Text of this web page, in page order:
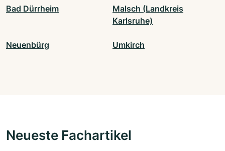
Bad Dürrheim
Malsch (Landkreis
Karlsruhe)
Neuenbürg Umkirch
Neueste Fachartikel